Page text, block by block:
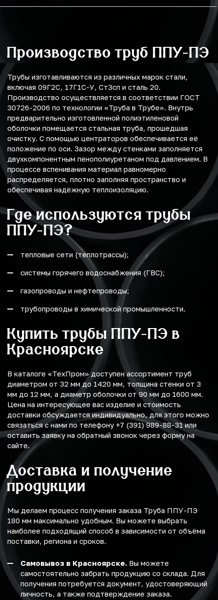
Производство труб ППУ-ПЭ
Трубы изготавливаются из различных марок стали,
включая 09Г2С, 17Г1С-У, Ст3сп и сталь 20.
Производство осуществляется в соответствии ГОСТ
30726-2006 по технологии «Труба в Трубе». Внутрь
предварительно изготовленной полиэтиленовой
оболочки помещается стальная труба, прошедшая
очистку. С помощью центраторов обеспечивается её
положение по оси. Зазор между стенками заполняется
двухкомпонентным пенополиуретаном под давлением. В
процессе вспенивания материал равномерно
распределяется, плотно заполняя пространство и
обеспечивая надёжную теплоизоляцию.
Где используются трубы
ППУ-ПЭ?
тепловые сети (теплотрассы);
системы горячего водоснабжения (ГВС);
газопроводы и нефтепроводы;
трубопроводы в химической промышленности.
Купить трубы ППУ-ПЭ в
Красноярске
В каталоге «ТехПром» доступен ассортимент труб
диаметром от 32 мм до 1420 мм, толщина стенки от 3
мм до 12 мм, а диаметр оболочки от 90 мм до 1600 мм.
Цена на интересующее вас изделие и стоимость
доставки обсуждается индивидуально, для этого можно
связаться с нами по телефону +7 (391) 989-88-31 или
оставить заявку на обратный звонок через форму на
сайте.
Доставка и получение
продукции
Мы делаем процесс получения заказа Труба ППУ-ПЭ
180 мм максимально удобным. Вы можете выбрать
наиболее подходящий способ в зависимости от объёма
поставки, региона и сроков.
Самовывоз в Красноярске. Вы можете
самостоятельно забрать продукцию со склада. Для
получения потребуется документ, удостоверяющий
личность, а также подтверждение заказа.